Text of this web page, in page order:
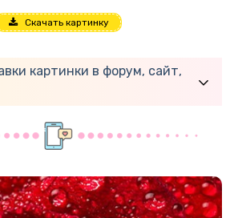
Скачать картинку
картинки в форум, сайт,